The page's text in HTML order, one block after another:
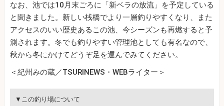
なお、池では10月末ごろに「新ベラの放流」を予定している
と聞きました。新しい桟橋でより一層釣りやすくなり、また
アクセスのいい歴史あるこの池、今シーズンも再燃すると予
測されます。冬でも釣りやすい管理池としても有名なので、
秋から冬にかけてどうぞ足を運んでみてください。
＜紀州みの蔵／TSURINEWS・WEBライター＞
▼この釣り場について